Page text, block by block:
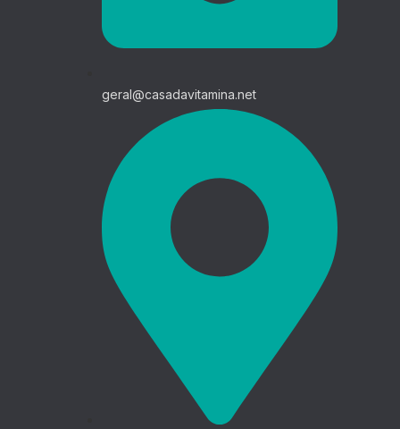
geral@casadavitamina.net